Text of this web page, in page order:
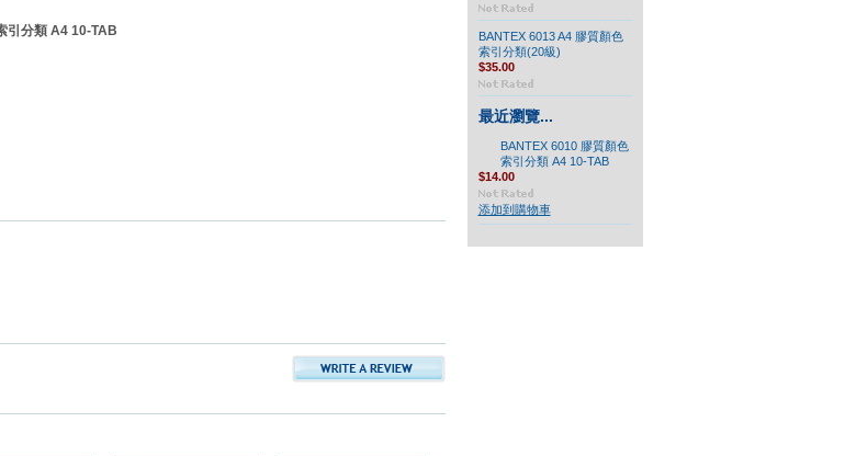
引分類 A4 10-TAB
BANTEX 6013 A4 膠質顏色
索引分類(20級)
$35.00
最近瀏覽...
BANTEX 6010 膠質顏色
索引分類 A4 10-TAB
$14.00
添加到購物車